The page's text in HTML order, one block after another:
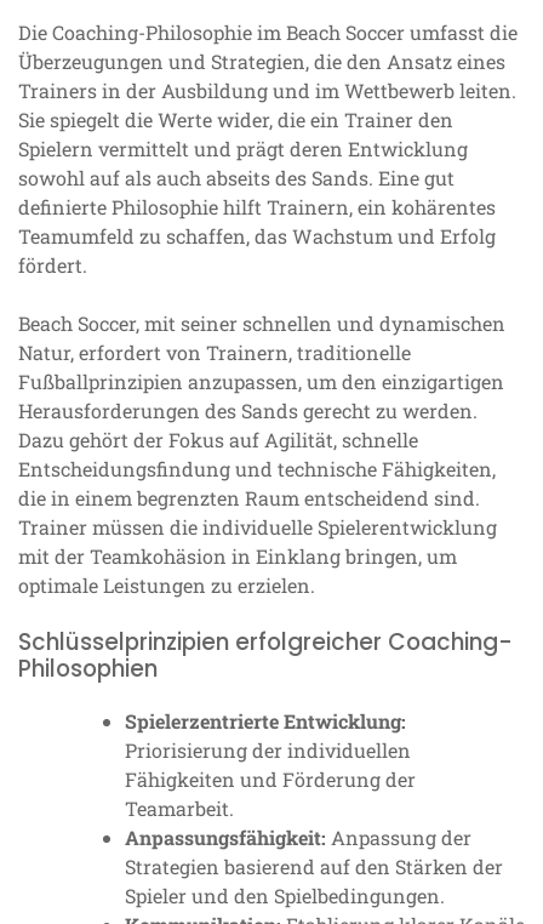
Die Coaching-Philosophie im Beach Soccer umfasst die
Überzeugungen und Strategien, die den Ansatz eines
Trainers in der Ausbildung und im Wettbewerb leiten.
Sie spiegelt die Werte wider, die ein Trainer den
Spielern vermittelt und prägt deren Entwicklung
sowohl auf als auch abseits des Sands. Eine gut
definierte Philosophie hilft Trainern, ein kohärentes
Teamumfeld zu schaffen, das Wachstum und Erfolg
fördert.
Beach Soccer, mit seiner schnellen und dynamischen
Natur, erfordert von Trainern, traditionelle
Fußballprinzipien anzupassen, um den einzigartigen
Herausforderungen des Sands gerecht zu werden.
Dazu gehört der Fokus auf Agilität, schnelle
Entscheidungsfindung und technische Fähigkeiten,
die in einem begrenzten Raum entscheidend sind.
Trainer müssen die individuelle Spielerentwicklung
mit der Teamkohäsion in Einklang bringen, um
optimale Leistungen zu erzielen.
Schlüsselprinzipien erfolgreicher Coaching-
Philosophien
Spielerzentrierte Entwicklung:
Priorisierung der individuellen
Fähigkeiten und Förderung der
Teamarbeit.
Anpassungsfähigkeit: Anpassung der
Strategien basierend auf den Stärken der
Spieler und den Spielbedingungen.